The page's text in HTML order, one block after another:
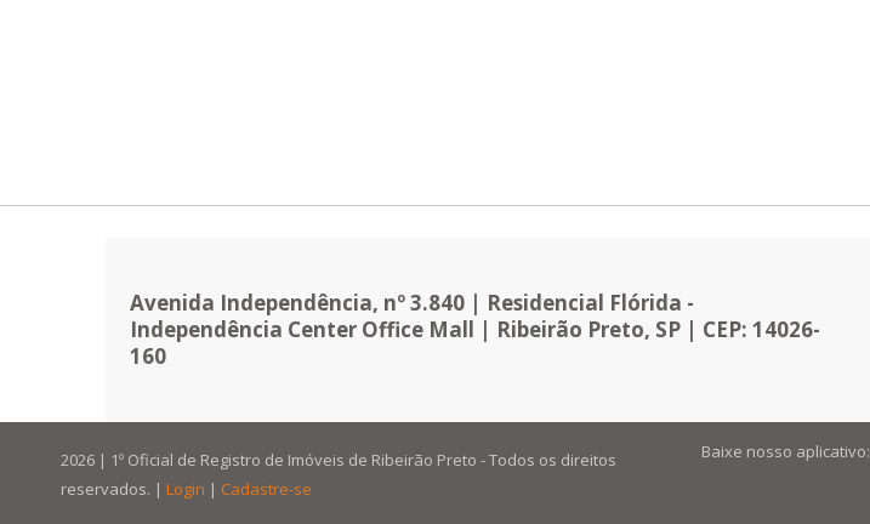
Avenida Independência, nº 3.840 | Residencial Flórida -
Independência Center Office Mall | Ribeirão Preto, SP | CEP: 14026-
160
2026 | 1º Oficial de Registro de Imóveis de Ribeirão Preto - Todos os direitos
reservados. | Login | Cadastre-se
Baixe nosso aplicativo: